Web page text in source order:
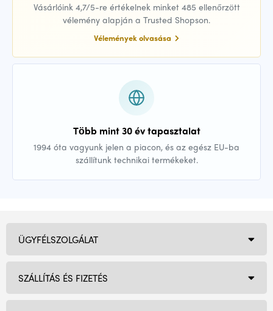
Vásárlóink 4,7/5-re értékelnek minket 485 ellenőrzött
vélemény alapján a Trusted Shopson.
Vélemények olvasása
Több mint 30 év tapasztalat
1994 óta vagyunk jelen a piacon, és az egész EU-ba
szállítunk technikai termékeket.
ÜGYFÉLSZOLGÁLAT
SZÁLLÍTÁS ÉS FIZETÉS